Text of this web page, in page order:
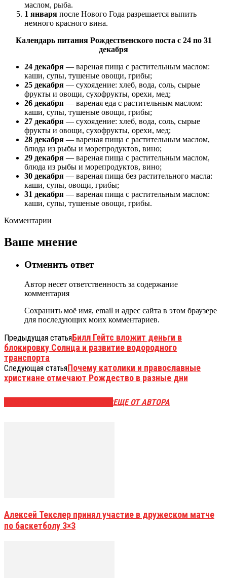
маслом, рыба.
1 января после Нового Года разрешается выпить
немного красного вина.
Календарь питания Рождественского поста с 24 по 31
декабря
24 декабря — вареная пища с растительным маслом:
каши, супы, тушеные овощи, грибы;
25 декабря — сухоядение: хлеб, вода, соль, сырые
фрукты и овощи, сухофрукты, орехи, мед;
26 декабря — вареная еда с растительным маслом:
каши, супы, тушеные овощи, грибы;
27 декабря — сухоядение: хлеб, вода, соль, сырые
фрукты и овощи, сухофрукты, орехи, мед;
28 декабря — вареная пища с растительным маслом,
блюда из рыбы и морепродуктов, вино;
29 декабря — вареная пища с растительным маслом,
блюда из рыбы и морепродуктов, вино;
30 декабря — вареная пища без растительного масла:
каши, супы, овощи, грибы;
31 декабря — вареная пища с растительным маслом:
каши, супы, тушеные овощи, грибы.
Комментарии
Ваше мнение
Отменить ответ
Автор несет ответственность за содержание
комментария
Сохранить моё имя, email и адрес сайта в этом браузере
для последующих моих комментариев.
Предыдущая статьяБилл Гейтс вложит деньги в
блокировку Солнца и развитие водородного
транспорта
Следующая статьяПочему католики и православные
христиане отмечают Рождество в разные дни
ЕЩЕ ОТ АВТОРА
Алексей Текслер принял участие в дружеском матче
по баскетболу 3×3